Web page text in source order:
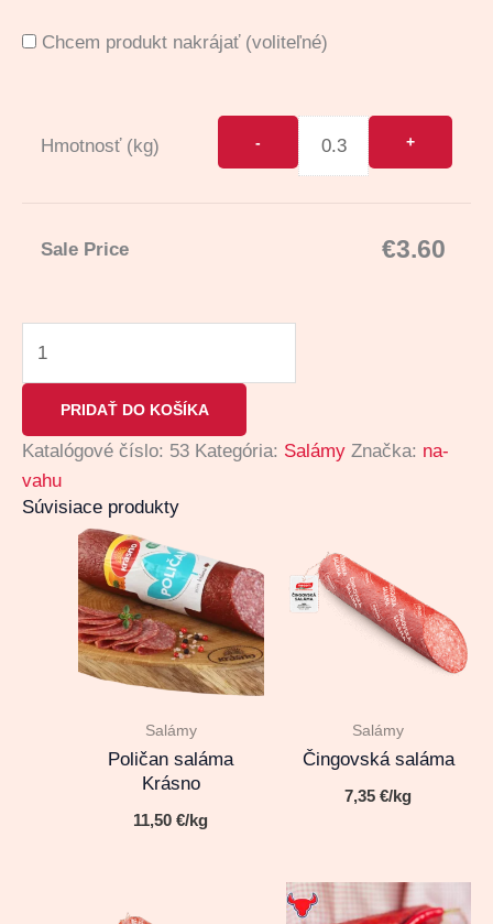
Chcem produkt nakrájať (voliteľné)
Hmotnosť (kg)
Sale Price €3.60
PRIDAŤ DO KOŠÍKA
Katalógové číslo: 53 Kategória: Salámy Značka: na-
vahu
Súvisiace produkty
Salámy
Poličan saláma
Krásno
11,50€/kg
Salámy
Čingovská saláma
7,35€/kg